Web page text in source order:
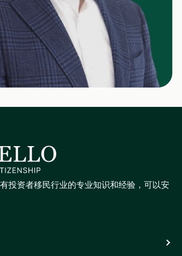
投资者移民行业的专业知识和经验，可以安